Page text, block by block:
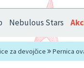
Nebulous Stars
za devojčice Pernica